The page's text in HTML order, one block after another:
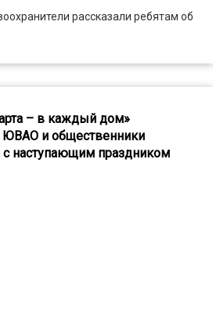
рассказали ребятам об
– в каждый дом»
ЮВАО и общественники
наступающим праздником